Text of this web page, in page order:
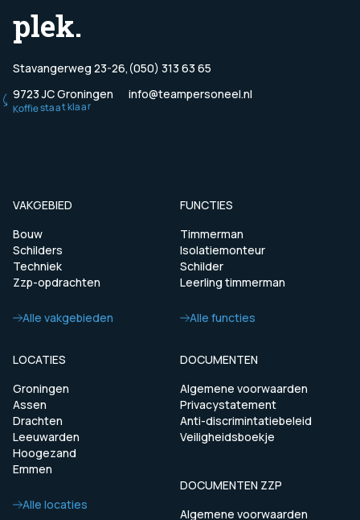
plek.
Stavangerweg 23-26,
9723 JC Groningen
Koffie staat klaar
(050) 313 63 65
info@teampersoneel.nl
VAKGEBIED
Bouw
Schilders
Techniek
Zzp-opdrachten
Alle vakgebieden
FUNCTIES
Timmerman
Isolatiemonteur
Schilder
Leerling timmerman
Alle functies
LOCATIES
Groningen
Assen
Drachten
Leeuwarden
Hoogezand
Emmen
Alle locaties
DOCUMENTEN
Algemene voorwaarden
Privacystatement
Anti-discrimintatiebeleid
Veiligheidsboekje
DOCUMENTEN ZZP
Algemene voorwaarden